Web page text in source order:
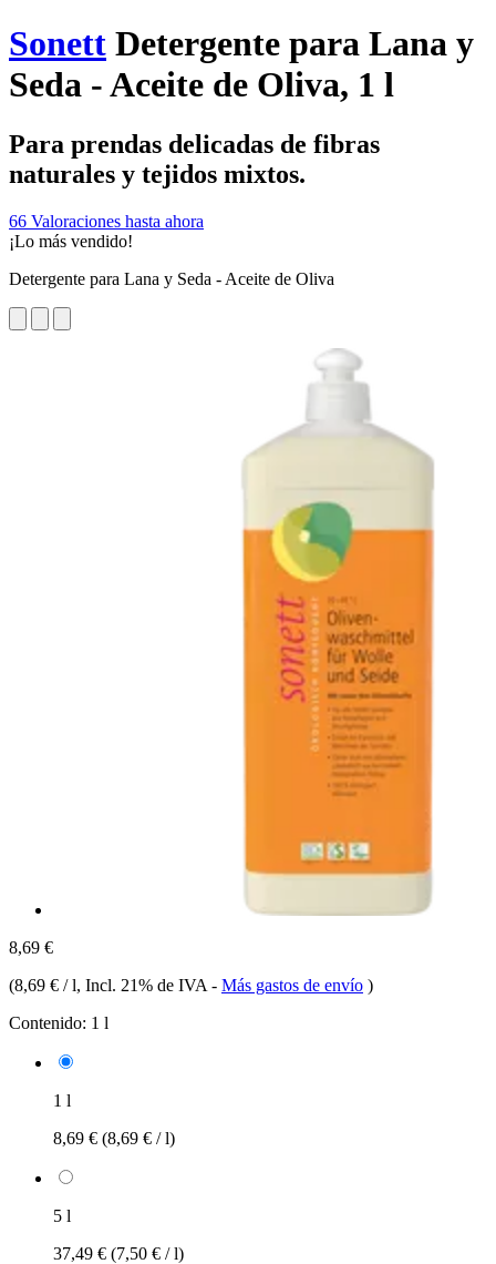
Sonett Detergente para Lana y
Seda - Aceite de Oliva, 1 l
Para prendas delicadas de fibras
naturales y tejidos mixtos.
66 Valoraciones hasta ahora
¡Lo más vendido!
Detergente para Lana y Seda - Aceite de Oliva
8,69 €
(8,69 € / l, Incl. 21% de IVA - Más gastos de envío )
Contenido: 1 l
1 l
8,69 € (8,69 € / l)
5 l
37,49 € (7,50 € / l)